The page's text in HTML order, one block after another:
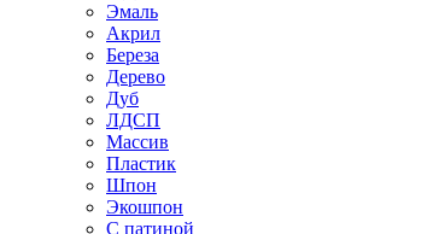
Эмаль
Акрил
Береза
Дерево
Дуб
ЛДСП
Массив
Пластик
Шпон
Экошпон
С патиной